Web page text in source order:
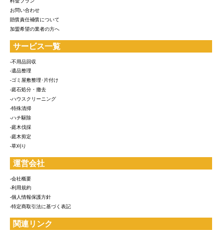
お問い合わせ
賠償責任補償について
加盟希望の業者の方へ
サービス一覧
-不用品回収
-遺品整理
-ゴミ屋敷整理･片付け
-庭石処分・撤去
-ハウスクリーニング
-特殊清掃
-ハチ駆除
-庭木伐採
-庭木剪定
-草刈り
運営会社
-会社概要
-利用規約
-個人情報保護方針
-特定商取引法に基づく表記
関連リンク